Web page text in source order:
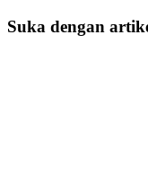
Suka dengan